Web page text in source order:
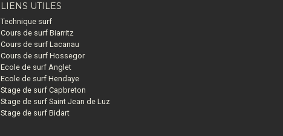
LIENS UTILES
Technique surf
Cours de surf Biarritz
Cours de surf Lacanau
Cours de surf Hossegor
Ecole de surf Anglet
Ecole de surf Hendaye
Stage de surf Capbreton
Stage de surf Saint Jean de Luz
Stage de surf Bidart